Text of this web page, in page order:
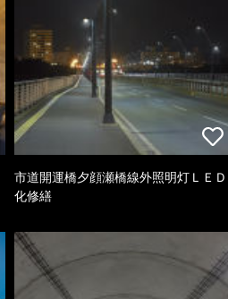
市道開運橋夕顔瀬橋線外照明灯ＬＥＤ
化修繕